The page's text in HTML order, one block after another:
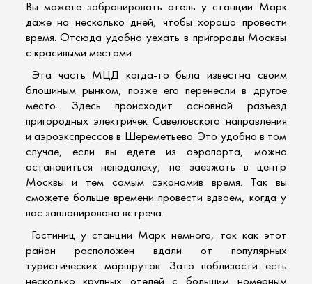
Вы можете забронировать отель у станции Марк
даже на несколько дней, чтобы хорошо провести
время. Отсюда удобно уехать в пригороды Москвы
с красивыми местами.
Эта часть МЦД когда-то была известна своим
блошиным рынком, позже его перенесли в другое
место. Здесь происходит основной разъезд
пригородных электричек Савеловского направления
и аэроэкспрессов в Шереметьево. Это удобно в том
случае, если вы едете из аэропорта, можно
остановиться неподалеку, не заезжать в центр
Москвы и тем самым сэкономив время. Так вы
сможете больше времени провести вдвоем, когда у
вас запланирована встреча.
Гостиниц у станции Марк немного, так как этот
район расположен вдали от популярных
туристических маршрутов. Зато поблизости есть